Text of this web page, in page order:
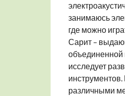
занимаюсь
где можно
Сарит –
объединенной
исследует
различными